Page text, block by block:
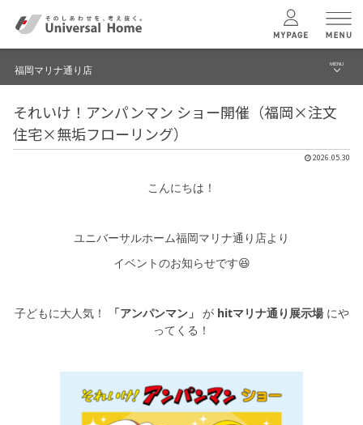
ユニバーサルホームの特長
モデルハウス検索・見学予約
キャンペーン・コラボ情報
福岡マリナ通り店 MENU
ブログ
建築実例・事例
それいけ！アンパンマン ショー開催（福岡×注文
住宅×無垢フローリング）
2026.05.30
こんにちは！
ユニバーサルホーム福岡マリナ通り店より
イベントのお知らせです😆
子どもに大人気！ 「アンパンマン」 が hitマリナ通り展示場にや
ってくる！